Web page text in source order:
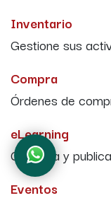
Inventario
Gestione sus
Compra
Órdenes de
eLearning
Gestiona y
Eventos